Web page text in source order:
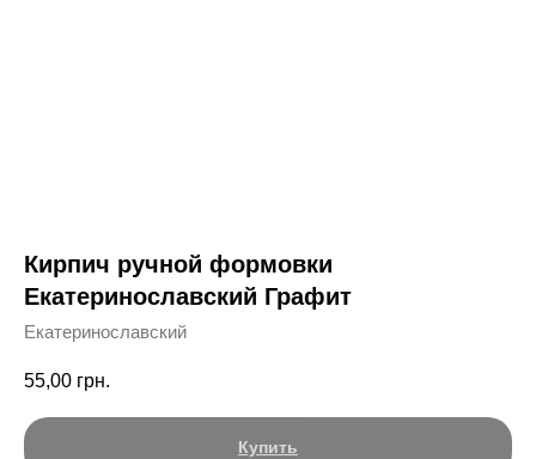
Кирпич ручной формовки
Екатеринославский Графит
Екатеринославский
55,00 грн.
Купить